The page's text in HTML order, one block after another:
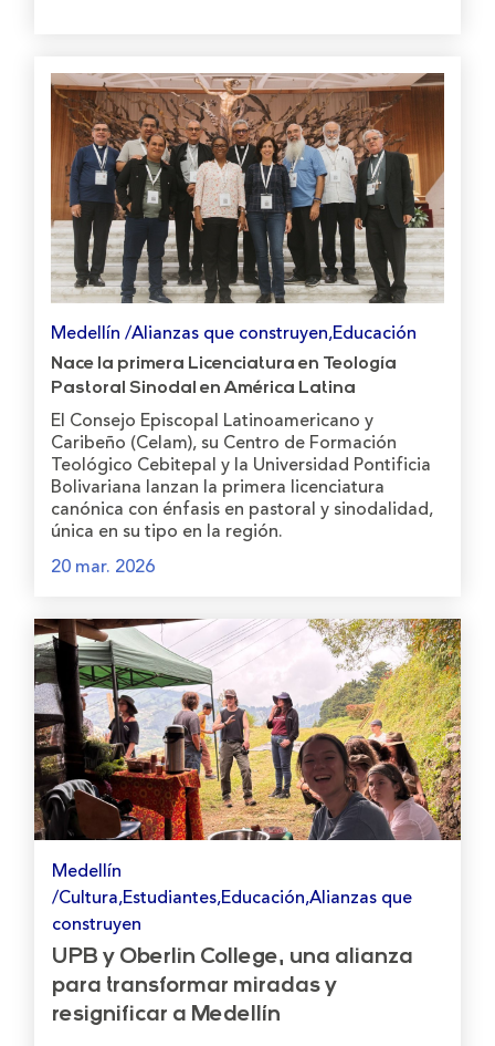
Medellín /Alianzas que construyen,Educación
Nace la primera Licenciatura en Teología
Pastoral Sinodal en América Latina
El Consejo Episcopal Latinoamericano y
Caribeño (Celam), su Centro de Formación
Teológico Cebitepal y la Universidad Pontificia
Bolivariana lanzan la primera licenciatura
canónica con énfasis en pastoral y sinodalidad,
única en su tipo en la región.
20 mar. 2026
Medellín
/Cultura,Estudiantes,Educación,Alianzas que
construyen
UPB y Oberlin College, una alianza
para transformar miradas y
resignificar a Medellín